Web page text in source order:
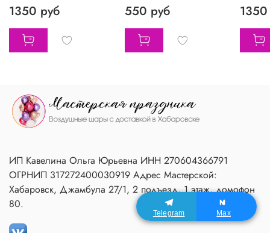
1350 руб 550 руб
ИП Кавелина Ольга Юрьевна ИНН 270604366791
ОГРНИП 317272400030919 Адрес Мастерской:
Хабаровск, Джамбула 27/1, 2 подъезд, 1 этаж, домофон
80.
Telegram Max